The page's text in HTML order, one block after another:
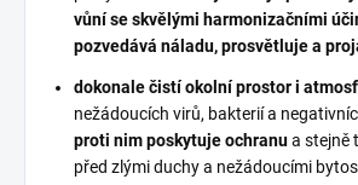
vůní se skvělými harmonizačními
pozvedává náladu, prosvětluje a
dokonale čistí okolní prostor i
nežádoucích virů, bakterií a
proti nim poskytuje ochranua stejně
před zlými duchy a nežádoucími